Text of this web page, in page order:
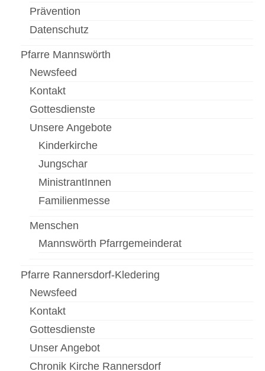
Bilderbuch
Pfarre Schwechat
Newsfeed
Kontakt
Standorte
Pfarrfriedhof
Menschen
Gottesdienst
Pfarrcaritas
Firmung
Fastentücher von Max Rauch
Pfarre Zwölfaxing
Newsfeed
Kontakt
Menschen in der Pfarre Zwölfaxing
Prävention
Datenschutz
Pfarre Mannswörth
Newsfeed
Kontakt
Gottesdienste
Unsere Angebote
Kinderkirche
Jungschar
MinistrantInnen
Familienmesse
Menschen
Mannswörth Pfarrgemeinderat
Pfarre Rannersdorf-Kledering
Newsfeed
Kontakt
Gottesdienste
Unser Angebot
Chronik Kirche Rannersdorf